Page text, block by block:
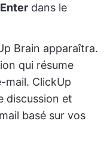
Enter dans le
Brain apparaîtra.
qui résume
mail. ClickUp
discussion et
basé sur vos